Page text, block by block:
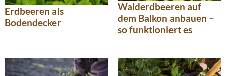
Erdbeeren als
Bodendecker
Walderdbeeren auf
dem Balkon anbauen –
so funktioniert es